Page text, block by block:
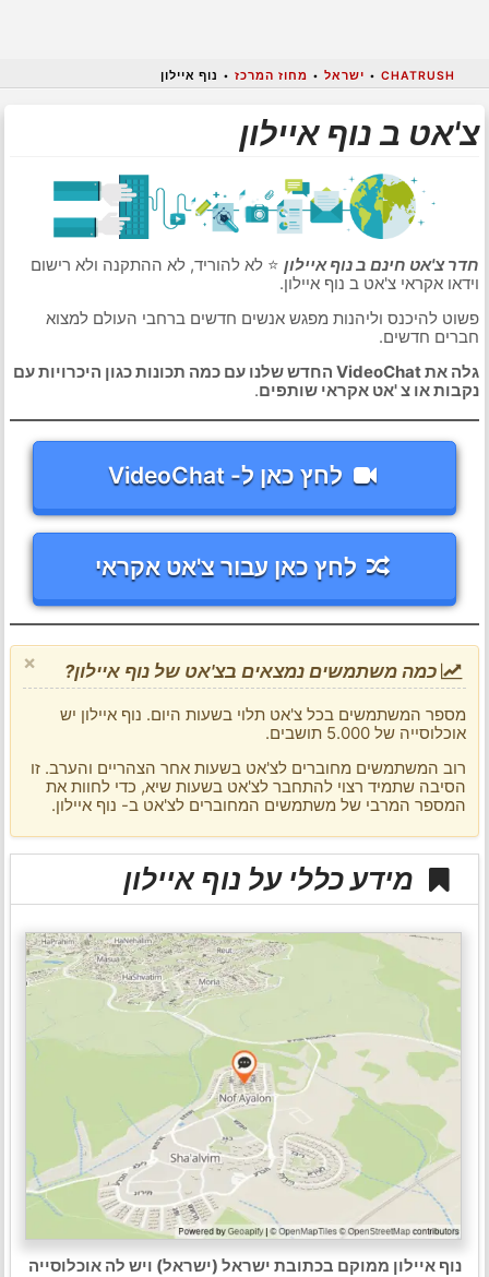
CHATRUSH
• ישראל • מחוז המרכז • נוף איילון
צ'אט ב נוף איילון
חדר צ'אט חינם ב נוף איילון⭐ לא להוריד, לא ההתקנה ולא רישום
וידאו אקראי צ'אט ב נוף איילון.
פשוט להיכנס וליהנות מפגש אנשים חדשים ברחבי העולם למצוא
חברים חדשים.
גלה את VideoChat החדש שלנו עם כמה תכונות כגון היכרויות עם
נקבות או צ 'אט אקראי שותפים.
לחץ כאן ל- VideoChat
לחץ כאן עבור צ'אט אקראי
× כמה משתמשים נמצאים בצ'אט של נוף איילון?
מספר המשתמשים בכל צ'אט תלוי בשעות היום. נוף איילון יש
אוכלוסייה של 5.000 תושבים.
רוב המשתמשים מחוברים לצ'אט בשעות אחר הצהריים והערב. זו
הסיבה שתמיד רצוי להתחבר לצ'אט בשעות שיא, כדי לחוות את
המספר המרבי של משתמשים המחוברים לצ'אט ב- נוף איילון.
מידע כללי על נוף איילון
נוף איילון ממוקם בכתובת ישראל (ישראל) ויש לה אוכלוסייה